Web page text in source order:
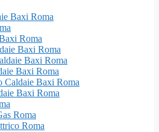
Baxi Roma
Roma
Baxi Roma
Baxi Roma
Baxi Roma
Caldaie Baxi Roma
Baxi Roma
Roma
Roma